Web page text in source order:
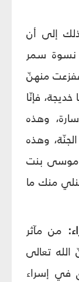
إلى أن
نسوة سمر
منهنّ
فإنّا
وهذه
وهذه
موسى بنت
منك ما
من مآثر
تعالى
في إسراء